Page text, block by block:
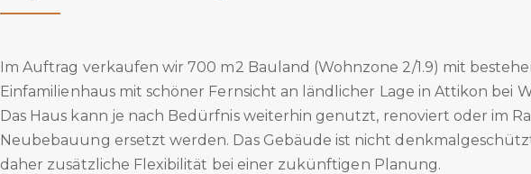
Im Auftrag verkaufen wir 700 m2 Bauland (Wohnzone 2/1.9) mit
Einfamilienhaus mit schöner Fernsicht an ländlicher Lage in Attikon bei
Das Haus kann je nach Bedürfnis weiterhin genutzt, renoviert oder im
Neubebauung ersetzt werden. Das Gebäude ist nicht
daher zusätzliche Flexibilität bei einer zukünftigen Planung.